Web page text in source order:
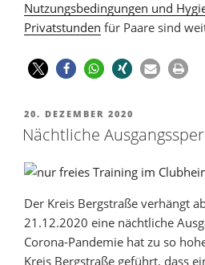
Nutzungsbedingungen und
Privatstunden für Paare sind
20. DEZEMBER 2020
Nächtliche
Der Kreis Bergstraße verhängt
21.12.2020 eine nächtliche
Corona-Pandemie hat zu so
Kreis Bergstraße geführt, dass